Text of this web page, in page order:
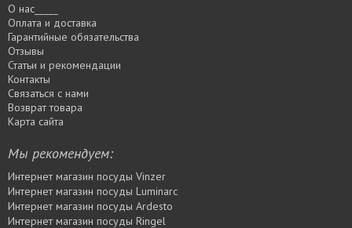
О нас_____
Оплата и доставка
Гарантийные обязательства
Отзывы
Статьи и рекомендации
Контакты
Связаться с нами
Возврат товара
Карта сайта
Мы рекомендуем:
Интернет магазин посуды Vinzer
Интернет магазин посуды Luminarc
Интернет магазин посуды Ardesto
Интернет магазин посуды Rіngel